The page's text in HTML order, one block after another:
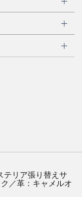
テリア張り替えサ
／革：キャメルオ